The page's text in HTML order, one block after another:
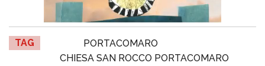
TAG
PORTACOMARO
CHIESA SAN ROCCO PORTACOMARO